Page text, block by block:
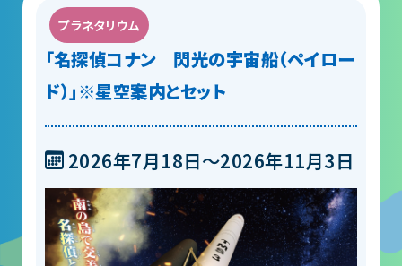
団体予約受付
2026年度の利用はこちら
施設案内
天体観測室
展望テラス・円形広場
プラネタリウム
「名探偵コナン 閃光の宇宙船（ペイロー
ド）」※星空案内とセット
2026年7月18日～2026年11月3日